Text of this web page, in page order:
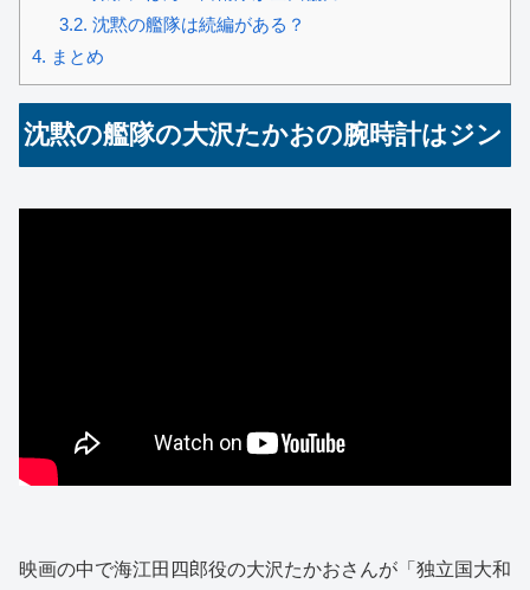
3.2. 沈黙の艦隊は続編がある？
4. まとめ
沈黙の艦隊の大沢たかおの腕時計はジン
映画の中で海江田四郎役の大沢たかおさんが「独立国大和